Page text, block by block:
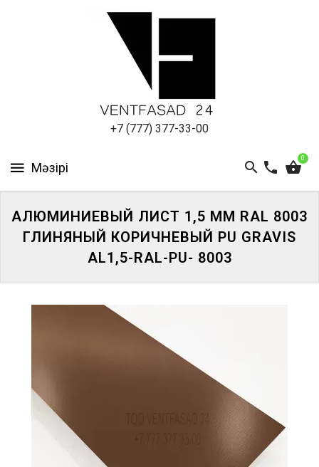
+7 (777) 377-33-00
0
ПАНЕЛИ
ПРОЕКТИРОВАНИЕ
АЛЮМИНИЕВЫЙ ЛИСТ 1,5 ММ RAL 8003
ГЛИНЯНЫЙ КОРИЧНЕВЫЙ PU GRAVIS
AL1,5-RAL-PU- 8003